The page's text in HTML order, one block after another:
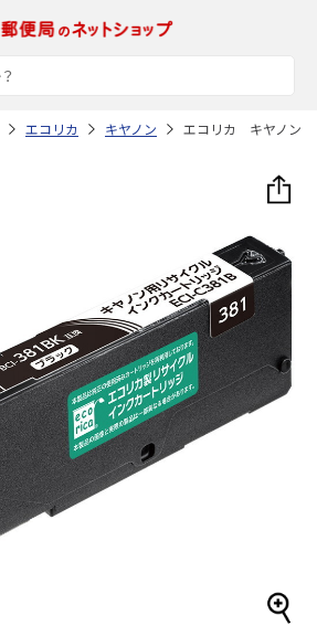
エコリカ キヤノン エコリカ キヤノン